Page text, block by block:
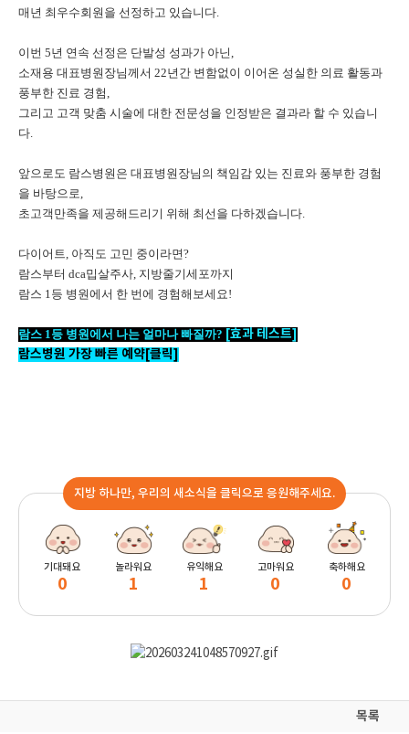
매년 최우수회원을 선정하고 있습니다.
이번 5년 연속 선정은 단발성 성과가 아닌,
소재용 대표병원장님께서 22년간 변함없이 이어온 성실한 의료 활동과
풍부한 진료 경험,
그리고 고객 맞춤 시술에 대한 전문성을 인정받은 결과라 할 수 있습니
다.
앞으로도 람스병원은 대표병원장님의 책임감 있는 진료와 풍부한 경험
을 바탕으로,
초고객만족을 제공해드리기 위해 최선을 다하겠습니다.
다이어트, 아직도 고민 중이라면?
람스부터 dca밉살주사, 지방줄기세포까지
람스 1등 병원에서 한 번에 경험해보세요!
람스 1등 병원에서 나는 얼마나 빠질까? [효과 테스트]
람스병원 가장 빠른 예약[클릭]
지방 하나만, 우리의 새소식을 클릭으로 응원해주세요.
기대돼요
0
놀라워요
1
유익해요
1
고마워요
0
축하해요
0
목록